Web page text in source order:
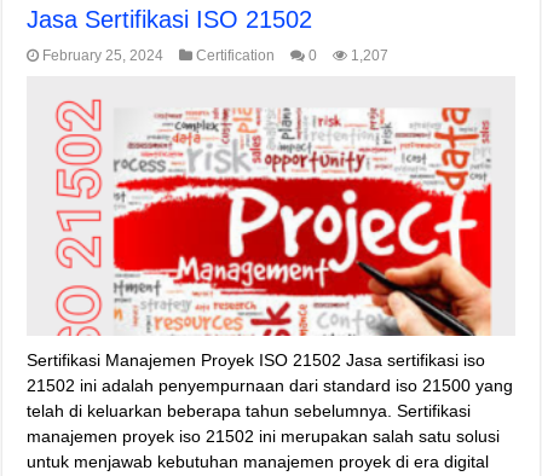
Jasa Sertifikasi ISO 21502
February 25, 2024 Certification 0 1,207
Sertifikasi Manajemen Proyek ISO 21502 Jasa sertifikasi iso
21502 ini adalah penyempurnaan dari standard iso 21500 yang
telah di keluarkan beberapa tahun sebelumnya. Sertifikasi
manajemen proyek iso 21502 ini merupakan salah satu solusi
untuk menjawab kebutuhan manajemen proyek di era digital